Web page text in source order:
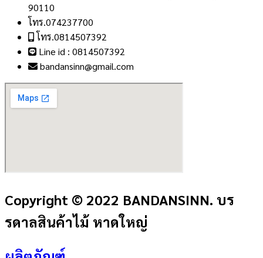
90110
โทร.074237700
โทร.0814507392
Line id : 0814507392
bandansinn@gmail.com
Copyright © 2022 BANDANSINN. บร
รดาลสินค้าไม้ หาดใหญ่